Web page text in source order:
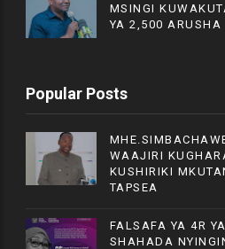
MSINGI
YA 2,500 ARUSHA
Popular Posts
WAAJIRI
KUSHIRIKI
TAPSEA
FALSAFA YA 4R
SHAHADA